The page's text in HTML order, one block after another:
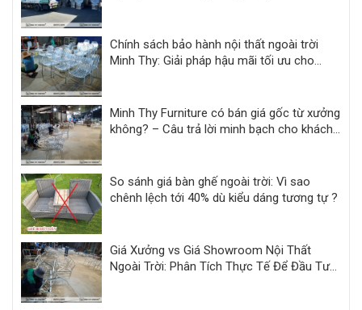
Chính sách bảo hành nội thất ngoài trời
Minh Thy: Giải pháp hậu mãi tối ưu cho
Minh Thy Furniture có bán giá gốc từ xưởng
không? – Câu trả lời minh bạch cho khách
So sánh giá bàn ghế ngoài trời: Vì sao
chênh lệch tới 40% dù kiểu dáng tương tự ?
Giá Xưởng vs Giá Showroom Nội Thất
Ngoài Trời: Phân Tích Thực Tế Để Đầu Tư